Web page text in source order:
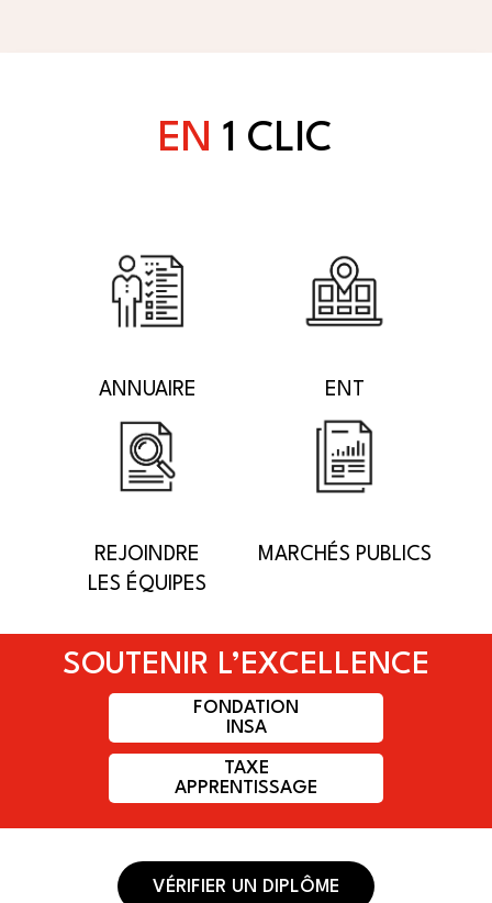
EN 1 CLIC
ANNUAIRE ENT
REJOINDRE
LES ÉQUIPES
MARCHÉS PUBLICS
SOUTENIR L’EXCELLENCE
FONDATION
INSA
TAXE
APPRENTISSAGE
VÉRIFIER UN DIPLÔME